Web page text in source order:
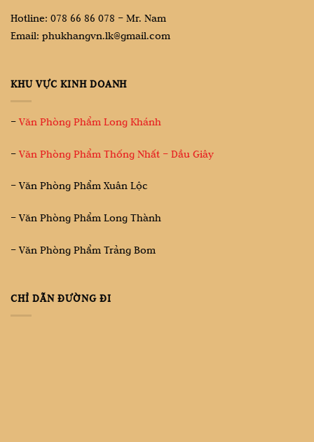
Hotline: 078 66 86 078 – Mr. Nam
Email: phukhangvn.lk@gmail.com
KHU VỰC KINH DOANH
–Văn Phòng Phẩm Long Khánh
–Văn Phòng Phẩm Thống Nhất – Dầu Giây
– Văn Phòng Phẩm Xuân Lộc
– Văn Phòng Phẩm Long Thành
– Văn Phòng Phẩm Trảng Bom
CHỈ DẪN ĐƯỜNG ĐI